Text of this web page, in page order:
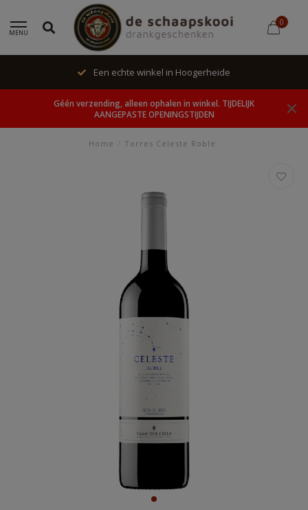
MENU
0
Een echte winkel in Hoogerheide
Géén verzending, alleen ophalen in winkel. TIJDELIJK
AANGEPASTE OPENINGSTIJDEN
Home Torres Celeste Roble